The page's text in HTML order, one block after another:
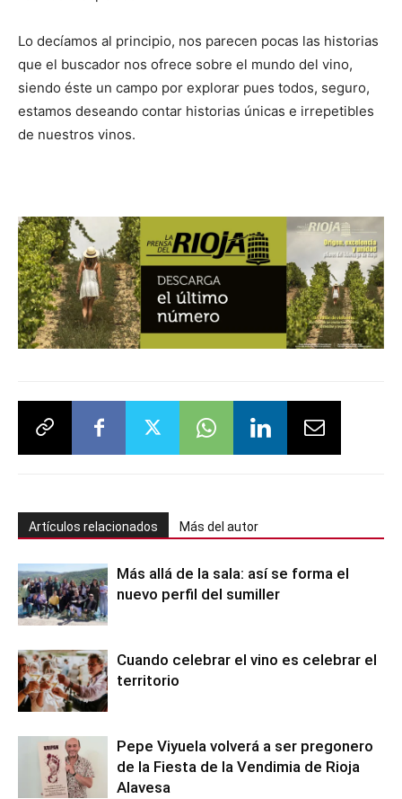
Lo decíamos al principio, nos parecen pocas las historias
que el buscador nos ofrece sobre el mundo del vino,
siendo éste un campo por explorar pues todos, seguro,
estamos deseando contar historias únicas e irrepetibles
de nuestros vinos.
Artículos relacionados Más del autor
Más allá de la sala: así se forma el
nuevo perfil del sumiller
Cuando celebrar el vino es celebrar el
territorio
Pepe Viyuela volverá a ser pregonero
de la Fiesta de la Vendimia de Rioja
Alavesa